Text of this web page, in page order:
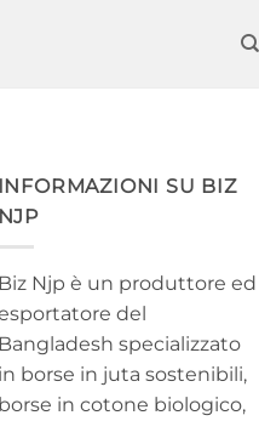
INFORMAZIONI SU BIZ
NJP
Biz Njp è un produttore ed
del
Bangladesh specializzato
in borse in juta sostenibili,
borse in cotone biologico,